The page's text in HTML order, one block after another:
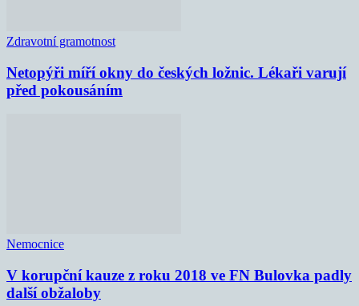
Zdravotní gramotnost
Netopýři míří okny do českých ložnic. Lékaři varují
před pokousáním
Nemocnice
V korupční kauze z roku 2018 ve FN Bulovka padly
další obžaloby